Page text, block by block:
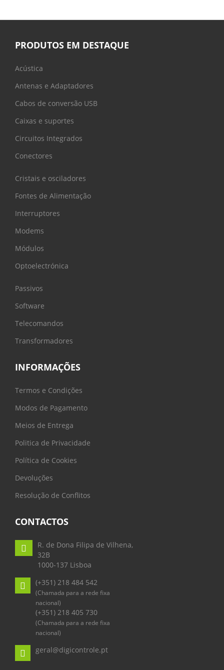
PRODUTOS EM DESTAQUE
Acústica
Antenas e Adaptadores
Cabos de conversão USB
Caixas e suportes
Circuitos Integrados
Conectores
Cristais e osciladores
Fontes de Alimentação
Interruptores
Modems
Módulos
Optoelectrónica
Passivos
Software
Telecomandos
Transformadores
INFORMAÇÕES
Termos e Condições
Modos de Pagamento
Meios de Entrega
Politica de Privacidade
Política de Cookies
Devoluções
Resolução de Conflitos
CONTACTOS
R. de Dona Filipa de Vilhena,
32B
1000-137 Lisboa
(+351) 218 484 542
(Chamada para a rede fixa
nacional)
(+351) 218 405 730
(Chamada para a rede fixa
nacional)
geral@digicontrole.pt